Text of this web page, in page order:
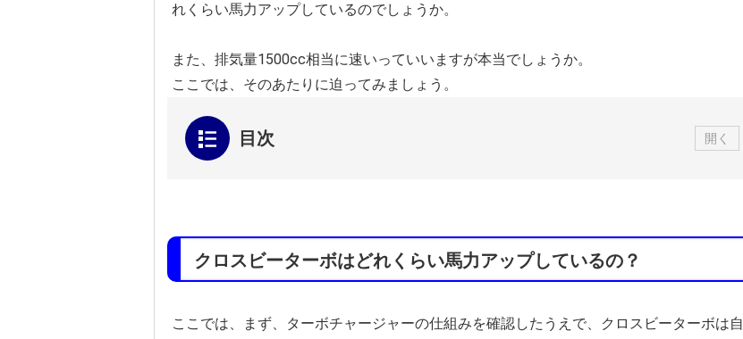
れくらい馬力アップしているのでしょうか。
また、排気量1500cc相当に速いっていいますが本当でしょうか。
ここでは、そのあたりに迫ってみましょう。
目次 開く
クロスビーターボはどれくらい馬力アップしているの？
ここでは、まず、ターボチャージャーの仕組みを確認したうえで、クロスビーターボは自